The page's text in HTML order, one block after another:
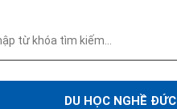
DU HỌC NGHỀ ĐỨC